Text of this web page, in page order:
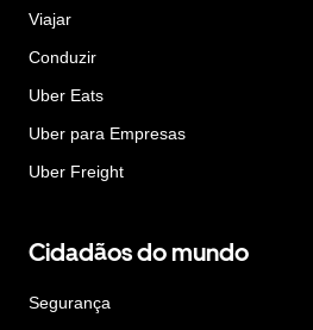
Viajar
Conduzir
Uber Eats
Uber para Empresas
Uber Freight
Cidadãos do mundo
Segurança